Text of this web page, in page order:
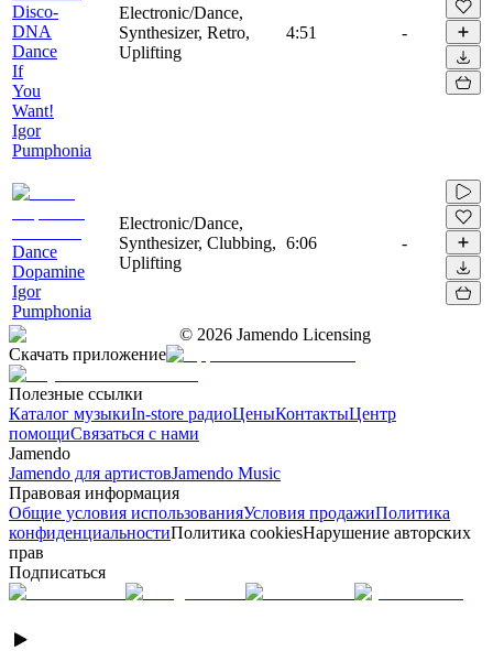
Disco-
DNA
Dance
If
You
Want!
Igor
Pumphonia
Electronic/Dance,
Synthesizer, Retro,
Uplifting
4:51 -
Dance
Dopamine
Igor
Pumphonia
Electronic/Dance,
Synthesizer, Clubbing,
Uplifting
6:06 -
© 2026 Jamendo Licensing
Скачать приложение
Полезные ссылки
Каталог музыкиIn-store радиоЦеныКонтактыЦентр
помощиСвязаться с нами
Jamendo
Jamendo для артистовJamendo Music
Правовая информация
Общие условия использованияУсловия продажиПолитика
конфиденциальностиПолитика cookiesНарушение авторских
прав
Подписаться